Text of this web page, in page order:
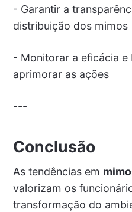
- Garantir a
distribuição dos mimos
- Monitorar a eficácia
aprimorar as ações
---
Conclusão
As tendências em
valorizam os
transformação do